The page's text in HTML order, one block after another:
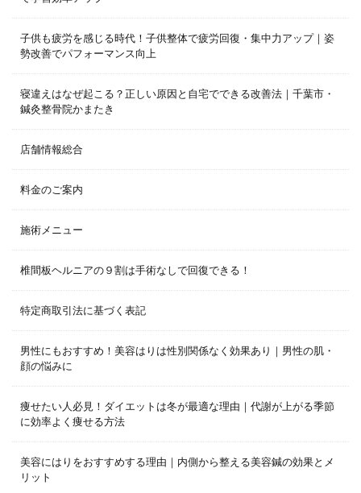
子供も疲労を感じる時代！子供整体で疲労回復・集中力アップ｜姿
勢改善でパフォーマンス向上
寝違えはなぜ起こる？正しい原因と自宅でできる改善法｜千葉市・
鍼灸整骨院かまたき
店舗情報総合
料金のご案内
施術メニュー
椎間板ヘルニアの９割は手術なしで回復できる！
特定商取引法に基づく表記
男性にもおすすめ！美容はりは性別関係なく効果あり｜男性の肌・
顔の悩みに
痩せたい人必見！ダイエットは冬が最適な理由｜代謝が上がる季節
に効率よく痩せる方法
美容にはりをおすすめする理由｜内側から整える美容鍼の効果とメ
リット